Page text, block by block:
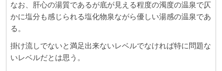
なお、肝心の湯質であるが底が見える程度の濁度の温泉で仄
かに塩分も感じられる塩化物泉ながら優しい湯感の温泉であ
る。
掛け流しでないと満足出来ないレベルでなければ特に問題な
いレベルだとは思う。